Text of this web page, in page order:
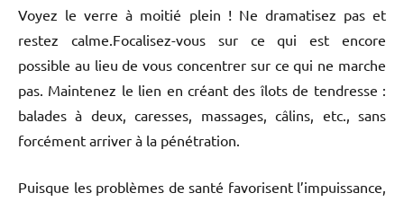
Voyez le verre à moitié plein ! Ne dramatisez pas et
restez calme.Focalisez-vous sur ce qui est encore
possible au lieu de vous concentrer sur ce qui ne marche
pas. Maintenez le lien en créant des îlots de tendresse :
balades à deux, caresses, massages, câlins, etc., sans
forcément arriver à la pénétration.
Puisque les problèmes de santé favorisent l’impuissance,